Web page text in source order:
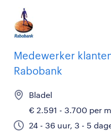
Medewerker
Rabobank
Bladel
€ 2.591 - 3.700 per
24 - 36 uur, 3 - 5